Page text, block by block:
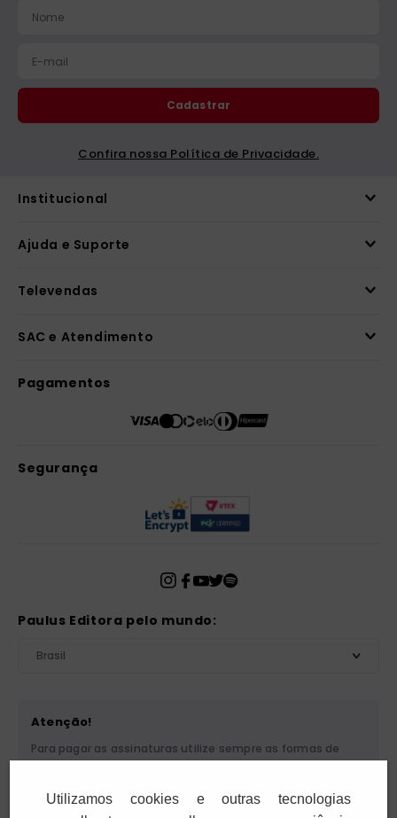
Confira nossa Política de Privacidade.
Cadastrar
Institucional
Ajuda e Suporte
Televendas
SAC e Atendimento
Pagamentos
Segurança
Paulus Editora pelo mundo:
Brasil
Atenção!
Para pagar as assinaturas utilize sempre as formas de
ou de pessoa física. Se você receber algum tipo de
Utilizamos cookies e outras tecnologias